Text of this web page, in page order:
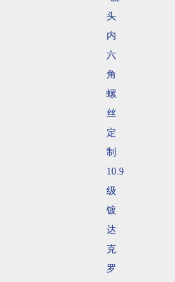
头
内
六
角
螺
丝
定
制
10.9
级
镀
达
克
罗